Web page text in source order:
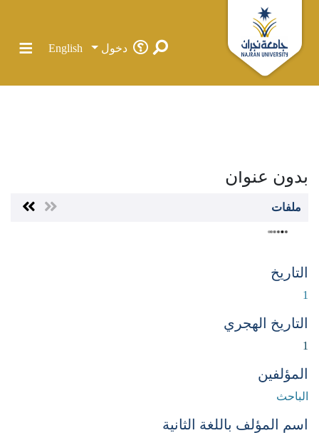
دخول English
المجتمعات والحاويات
الإحصائيات
بدون عنوان
ملفات
التاريخ
1
التاريخ الهجري
1
المؤلفين
الباحث
اسم المؤلف باللغة الثانية